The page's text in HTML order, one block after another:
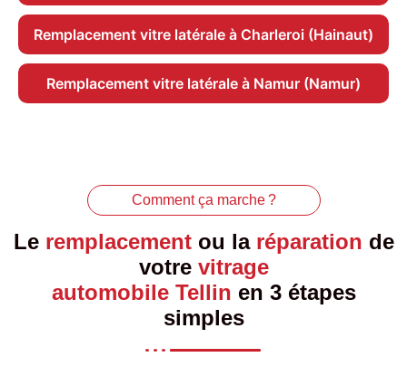
Remplacement vitre latérale à Charleroi (Hainaut)
Remplacement vitre latérale à Namur (Namur)
Comment ça marche ?
Le remplacementou la réparation de
votre vitrage
automobile Tellin en 3 étapes
simples